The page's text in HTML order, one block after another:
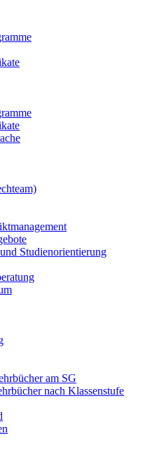
Studienorientierung
am SG
nach Klassenstufe